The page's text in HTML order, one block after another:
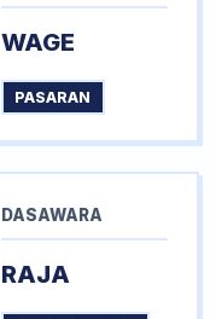
WAGE
PASARAN
DASAWARA
RAJA